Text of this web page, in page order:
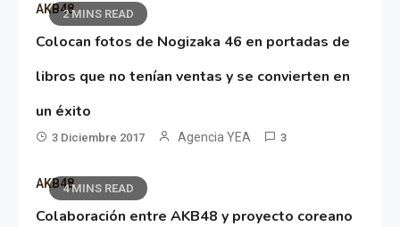
2 MINS READ
AKB48
Colocan fotos de Nogizaka 46 en portadas de
libros que no tenían ventas y se convierten en
un éxito
3 Diciembre 2017 Agencia YEA 3
4 MINS READ
AKB48
Colaboración entre AKB48 y proyecto coreano